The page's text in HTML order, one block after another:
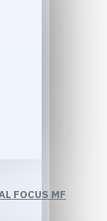
FOCUS MF